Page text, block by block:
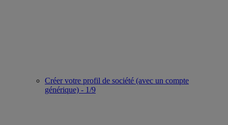
Créer votre profil de société (avec un compte
générique) - 1/9